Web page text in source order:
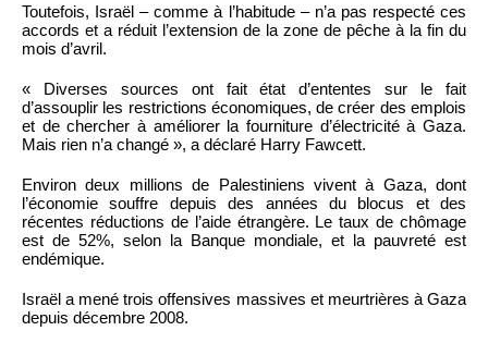
Toutefois, Israël – comme à l’habitude – n’a pas respecté ces
accords et a réduit l’extension de la zone de pêche à la fin du
mois d’avril.
« Diverses sources ont fait état d’ententes sur le fait
d’assouplir les restrictions économiques, de créer des emplois
et de chercher à améliorer la fourniture d’électricité à Gaza.
Mais rien n’a changé », a déclaré Harry Fawcett.
Environ deux millions de Palestiniens vivent à Gaza, dont
l’économie souffre depuis des années du blocus et des
récentes réductions de l’aide étrangère. Le taux de chômage
est de 52%, selon la Banque mondiale, et la pauvreté est
endémique.
Israël a mené trois offensives massives et meurtrières à Gaza
depuis décembre 2008.